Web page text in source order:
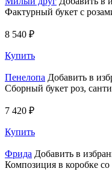
Фактурный букет с
8 540 ₽
Купить
Пенелопа Добавить в
Сборный букет роз,
7 420 ₽
Купить
Фрида Добавить в
Композиция в коробке со